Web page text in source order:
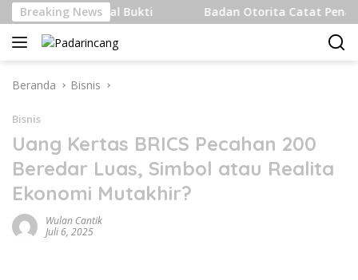
Langsung
ke
konten
Breaking News
Internasional Bukti Badan Otorita Catat
Beranda Bisnis
Bisnis
Uang Kertas BRICS Pecahan 200
Beredar Luas, Simbol atau Realita
Ekonomi Mutakhir?
Wulan Cantik
Juli 6, 2025